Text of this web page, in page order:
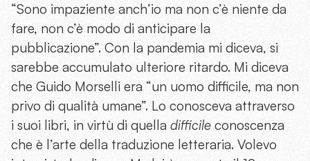
“Sono impaziente anch’io ma non c’è niente da
fare, non c’è modo di anticipare la
pubblicazione”. Con la pandemia mi diceva, si
sarebbe accumulato ulteriore ritardo. Mi diceva
che Guido Morselli era “un uomo difficile, ma non
privo di qualità umane”. Lo conosceva attraverso
i suoi libri, in virtù di quella difficile conoscenza
che è l’arte della traduzione letteraria. Volevo